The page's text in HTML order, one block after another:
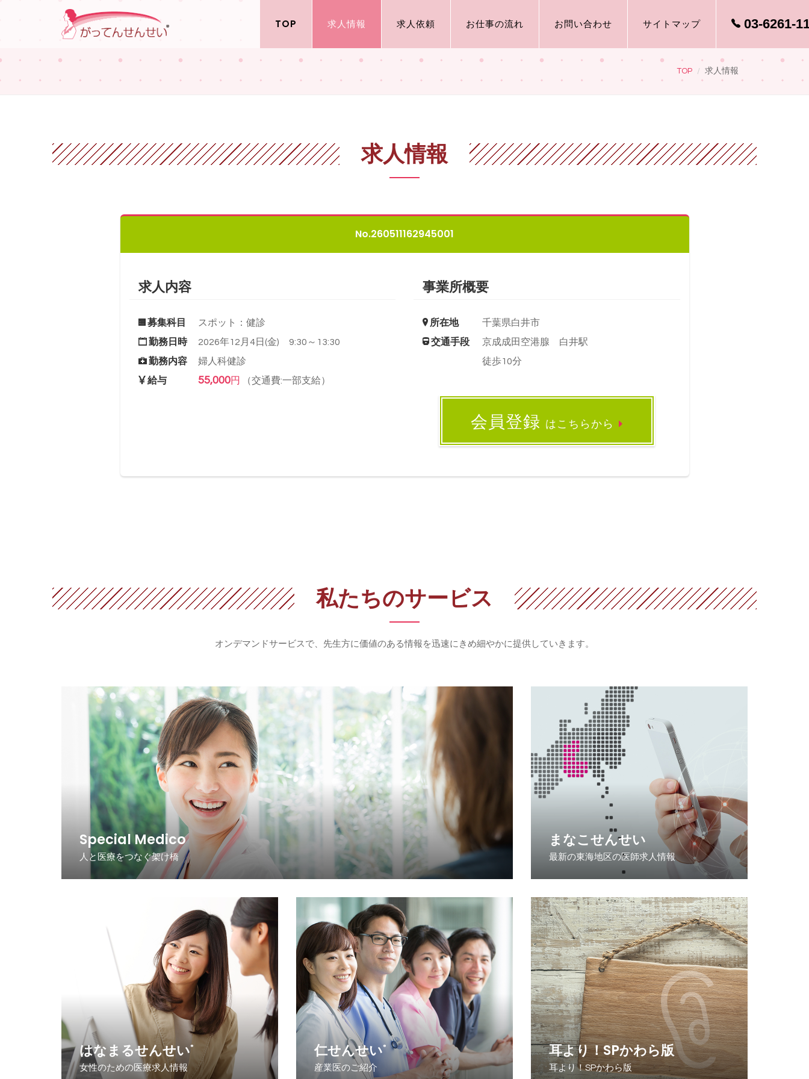
TOP 求人情報 求人依頼 お仕事の流れ お問い合わせ サイトマップ 03-6261-
TOP 求人情報
求人情報
No.260511162945001
求人内容
募集科目
スポット：健診
勤務日時
2026年12月4日(金) 9:30～13:30
勤務内容
婦人科健診
給与
55,000円 （交通費:一部支給）
事業所概要
所在地
千葉県白井市
交通手段
京成成田空港腺 白井駅
徒歩10分
会員登録 はこちらから
私たちのサービス
オンデマンドサービスで、先生方に価値のある情報を迅速にきめ細やかに提供していきます。
Special Medico
人と医療をつなぐ架け橋
まなこせんせい
最新の東海地区の医師求人情報
はなまるせんせい®
女性のための医療求人情報
仁せんせい®
産業医のご紹介
耳より！SPかわら版
耳より！SPかわら版